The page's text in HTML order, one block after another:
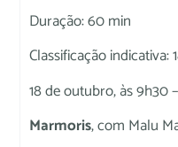
Duração: 60 min
Classificação indicativa:
18 de outubro, às 9h30
Marmoris, com Malu